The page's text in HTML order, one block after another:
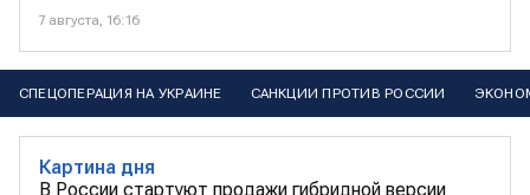
7 августа, 16:16
СПЕЦОПЕРАЦИЯ НА УКРАИНЕ САНКЦИИ ПРОТИВ РОССИИ
Картина дня
В России стартуют продажи гибридной версии